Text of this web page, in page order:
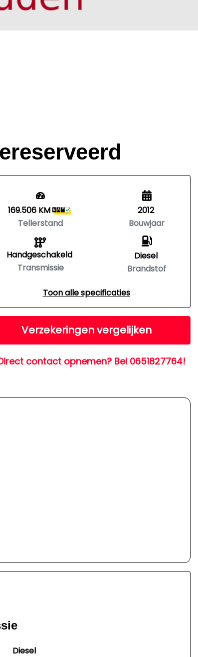
169.506 KM
Tellerstand
Handgeschakeld
Transmissie
2012
Bouwjaar
Diesel
Brandstof
Toon alle specificaties
Verzekeringen vergelijken
contact opnemen? Bel 0651827764!
Diesel